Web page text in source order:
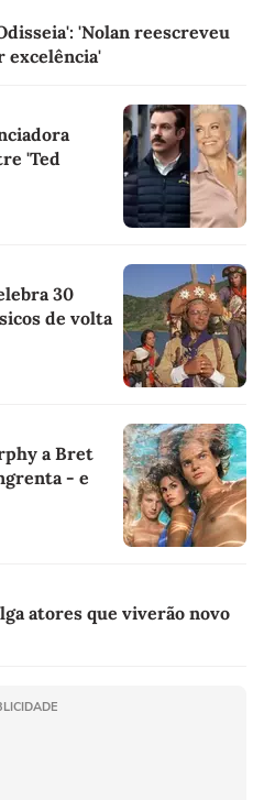
'Nolan reescreveu
excelência'
'Ted
30
de volta
a Bret
- e
atores que viverão novo